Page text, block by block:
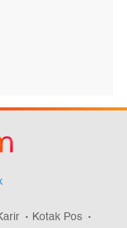
Kotak Pos